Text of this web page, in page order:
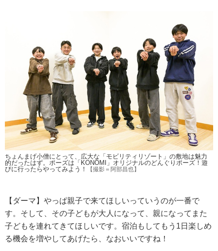
ちょんまげ小僧にとって、広大な「モビリティリゾート」の敷地は魅力
的だったはず。ポーズは「KONOMI」オリジナルのどんぐりポーズ！遊
びに行ったらやってみよう！
【撮影＝阿部昌也】
【ダーマ】やっぱ親子で来てほしいっていうのが一番で
す。そして、その子どもが大人になって、親になってまた
子どもを連れてきてほしいです。宿泊もしてもう1日楽しめ
る機会を増やしてあげたら、なおいいですね！